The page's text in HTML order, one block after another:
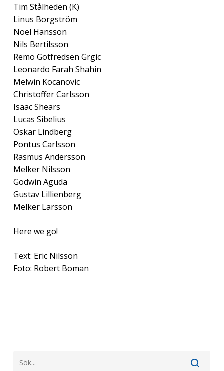
Tim Stålheden (K)
Linus Borgström
Noel Hansson
Nils Bertilsson
Remo Gotfredsen Grgic
Leonardo Farah Shahin
Melwin Kocanovic
Christoffer Carlsson
Isaac Shears
Lucas Sibelius
Oskar Lindberg
Pontus Carlsson
Rasmus Andersson
Melker Nilsson
Godwin Aguda
Gustav Lillienberg
Melker Larsson
Here we go!
Text: Eric Nilsson
Foto: Robert Boman